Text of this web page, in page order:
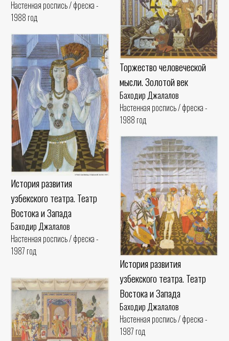
Настенная роспись / фреска -
1988 год
Торжество человеческой
мысли. Золотой век
Баходир Джалалов
Настенная роспись / фреска -
1988 год
История развития
узбекского театра. Театр
Востока и Запада
Баходир Джалалов
Настенная роспись / фреска -
1987 год
История развития
узбекского театра. Театр
Востока и Запада
Баходир Джалалов
Настенная роспись / фреска -
1987 год